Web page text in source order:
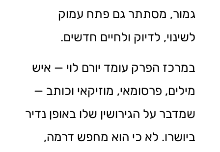
גמור, מסתתר גם פתח עמוק
לשינוי, לדיוק ולחיים חדשים.
במרכז הפרק עומד יורם לוי — איש
מילים, פרסומאי, מוזיקאי וכותב —
שמדבר על הגירושין שלו באופן נדיר
ביושרו. לא כי הוא מחפש דרמה,